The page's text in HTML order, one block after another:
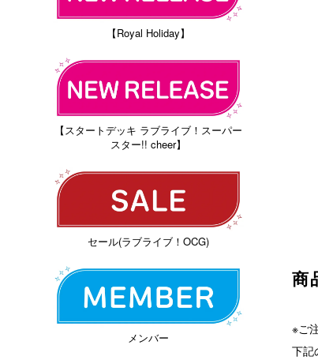
商
※ご
下記
【Royal Holiday】
【スタートデッキ ラブライブ！スーパー
スター!! cheer】
セール(ラブライブ！OCG)
メンバー